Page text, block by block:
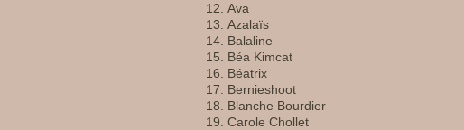
Ava
Azalaïs
Balaline
Béa Kimcat
Béatrix
Bernieshoot
Blanche Bourdier
Carole Chollet